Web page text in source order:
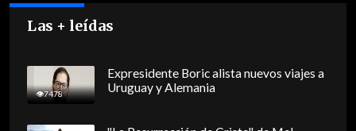
Las + leídas
7478
Expresidente Boric alista nuevos viajes a
Uruguay y Alemania